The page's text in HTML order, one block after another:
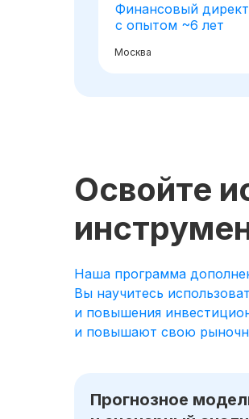
Финансовый
с опытом ~6 лет
Москва
Освойте
Наша программа
Вы научитесь
и повышения
и повышают свою
Прогнозное